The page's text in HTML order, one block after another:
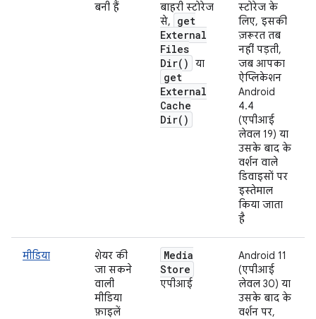
बनी हैं
बाहरी स्टोरेज
से,
get
External
Files
Dir( ) या
get
External
Cache
Dir( )
स्टोरेज के
लिए, इसकी
ज़रूरत तब
नहीं पड़ती,
जब आपका
ऐप्लिकेशन
Android
4.4
(एपीआई
लेवल 19) या
उसके बाद के
वर्शन वाले
डिवाइसों पर
इस्तेमाल
किया जाता
है
मीडिया
शेयर की
जा सकने
वाली
मीडिया
फ़ाइलें
Media
Store
एपीआई
Android 11
(एपीआई
लेवल 30) या
उसके बाद के
वर्शन पर,